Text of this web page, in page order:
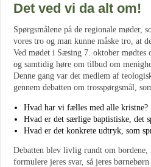
Det ved vi da alt om!
Spørgsmålene på de regionale
vores tro og man kunne måske tro, at
Ved mødet i Sæsing 7. oktober
og samtidig høre om tilbud om
Denne gang var det medlem af
gennem debatten om trosspørgsmål,
Hvad har vi fælles med alle kristne?
Hvad er det særlige baptistiske, det
Hvad er det konkrete udtryk, som
Debatten blev livlig rundt om
formulere jeres svar, så jeres